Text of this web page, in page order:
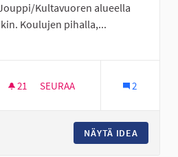
Kultavuoren alueella
Koulujen pihalla,...
Läntinen Seinäjoki
21 21 SEURAAJAA
SEURAA 2
NÄYTÄ IDEA